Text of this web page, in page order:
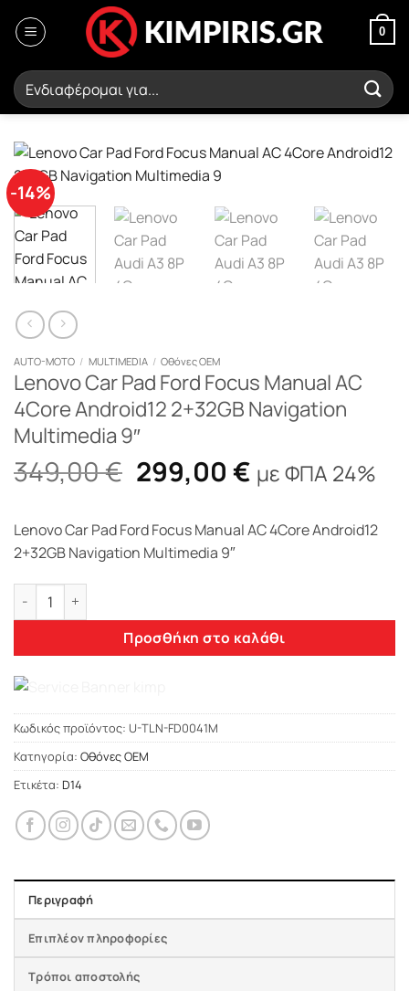
στο
0
Αναζήτηση
για:
-14%
AUTO-MOTO / MULTIMEDIA / Οθόνες OEM
Lenovo Car Pad Ford Focus Manual AC
4Core Android12 2+32GB Navigation
Multimedia 9″
349,00€ Original
price
was:
349,00 €.
299,00 €Η
τρέχουσα
τιμή
είναι:
με ΦΠΑ 24%
Lenovo Car Pad Ford Focus Manual AC 4Core Android12
2+32GB Navigation Multimedia 9″
Lenovo Car Pad Ford Focus Manual AC 4Core Android12
Προσθήκη στο καλάθι
Κωδικός προϊόντος: U-TLN-FD0041M
Κατηγορία: Οθόνες OEM
Ετικέτα: D14
Περιγραφή
Επιπλέον πληροφορίες
Τρόποι αποστολής